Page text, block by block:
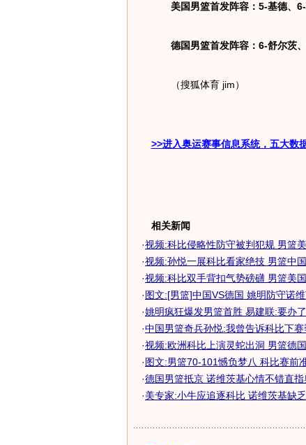
美国男篮首发阵容：5-基德、
德国男篮首发阵容：6-舒尔茨
（搜狐体育 jim）
>>进入奥运赛事信息系统，五大数
相关新闻
·视频:科比侵略性防守被判犯规 男篮
·视频:孙悦一展科比看家绝技 男篮中
·视频:科比双手背扣气势磅礴 男篮美
·图文:[男篮]中国VS德国 姚明防守诺
·姚明疯狂爆发男篮首胜 易建联:要办
·中国男篮奇兵孙悦:我曾告诉科比下赛
·视频:欧洲科比上演灵蛇出洞 男篮德
·图文:男篮70-101憾负梦八 科比赛前
·德国男篮抵京 诺维茨基心情不错直指
·美专家:小牛应追逐科比 诺维茨基缺